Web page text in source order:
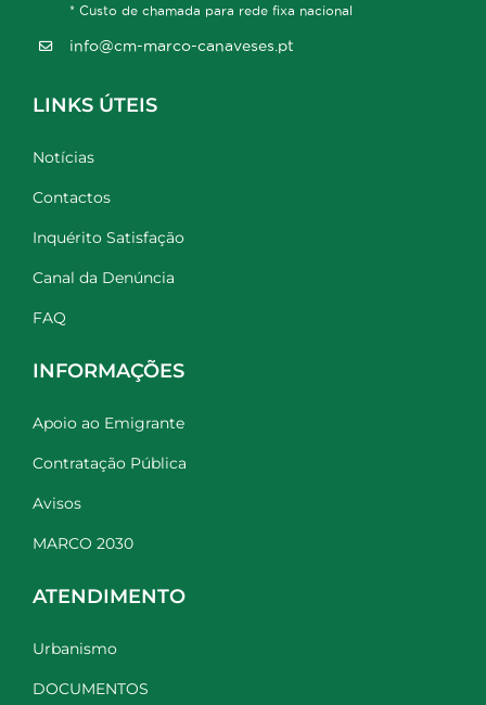
* Custo de chamada para rede fixa nacional
info@cm-marco-canaveses.pt
LINKS ÚTEIS
Notícias
Contactos
Inquérito Satisfação
Canal da Denúncia
FAQ
INFORMAÇÕES
Apoio ao Emigrante
Contratação Pública
Avisos
MARCO 2030
ATENDIMENTO
Urbanismo
DOCUMENTOS